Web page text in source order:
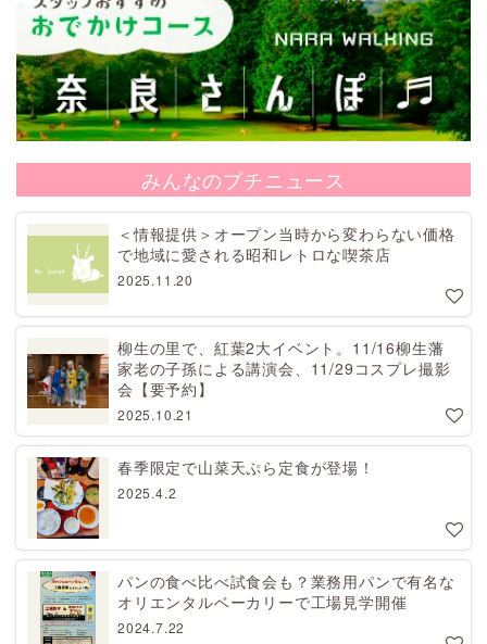
みんなのプチニュース
＜情報提供＞オープン当時から変わらない価格
で地域に愛される昭和レトロな喫茶店
2025.11.20
柳生の里で、紅葉2大イベント。11/16柳生藩
家老の子孫による講演会、11/29コスプレ撮影
会【要予約】
2025.10.21
春季限定で山菜天ぷら定食が登場！
2025.4.2
パンの食べ比べ試食会も？業務用パンで有名な
オリエンタルベーカリーで工場見学開催
2024.7.22